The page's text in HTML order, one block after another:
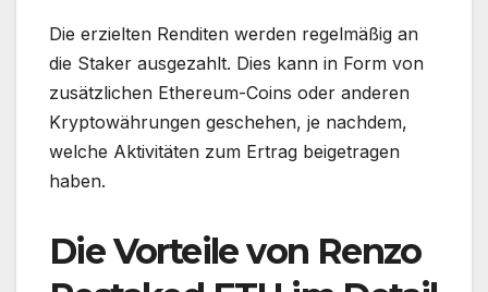
Die erzielten Renditen werden regelmäßig an
die Staker ausgezahlt. Dies kann in Form von
zusätzlichen Ethereum-Coins oder anderen
Kryptowährungen geschehen, je nachdem,
welche Aktivitäten zum Ertrag beigetragen
haben.
Die Vorteile von Renzo